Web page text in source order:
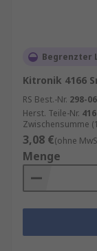
Begrenzter
Kitronik 4166
RS Best.-Nr. 298-
Herst. Teile-Nr.
Zwischensumme
3,08 €(ohne
Menge